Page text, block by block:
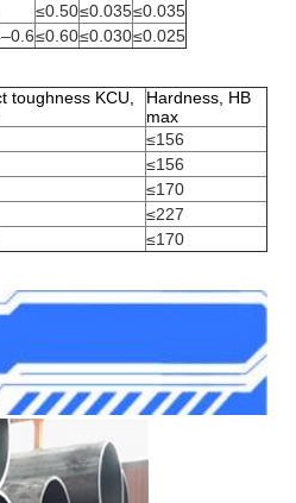
≤0.50≤0.035≤0.035
≤0.60≤0.030≤0.025
toughness KCU,
Hardness, HB
max
≤156
≤156
≤170
≤227
≤170